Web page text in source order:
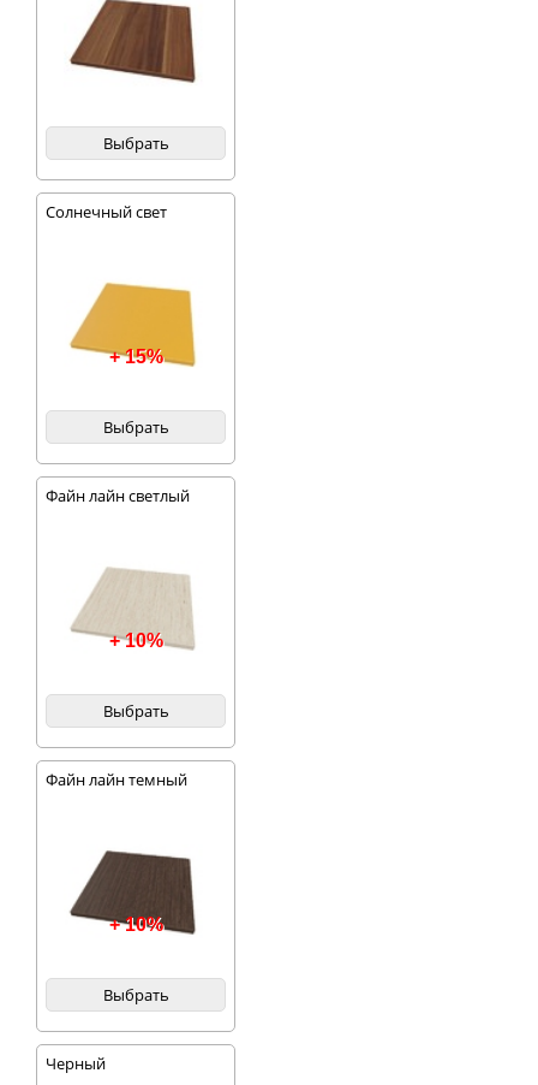
Выбрать
Солнечный свет
+ 15%
Выбрать
Файн лайн светлый
+ 10%
Выбрать
Файн лайн темный
+ 10%
Выбрать
Черный